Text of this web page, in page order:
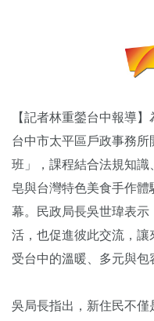
【記者林重鎣台中報導
台中市太平區戶政事務
班」，課程結合法規知識
皂與台灣特色美食手作
幕。民政局長吳世瑋表
活，也促進彼此交流，
受台中的溫暖、多元與包
吳局長指出，新住民不僅